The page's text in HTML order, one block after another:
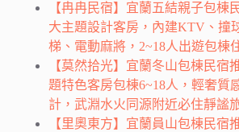
【冉冉民宿】宜蘭五結親子包棟
大主題設計客房，內建KTV、撞
梯、電動麻將，2~18人出遊包棟
【莫然拾光】宜蘭冬山包棟民宿
題特色客房包棟6~18人，輕奢質
計，武淵水火同源附近必住靜謐
【里奧東方】宜蘭員山包棟民宿